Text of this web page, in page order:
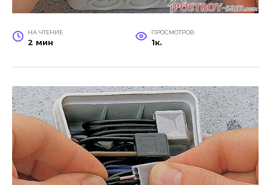
НА ЧТЕНИЕ
2 мин
ПРОСМОТРОВ
1к.